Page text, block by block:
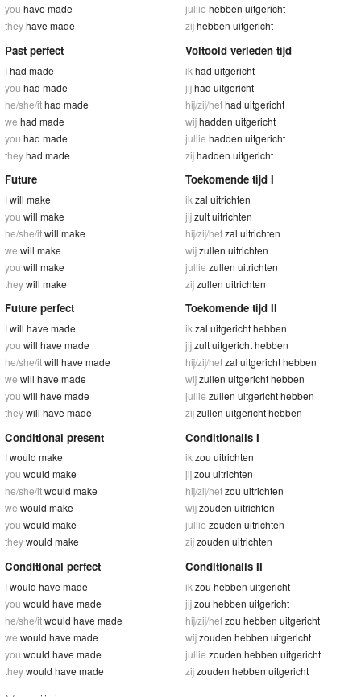
you have made
theyhave made
jullie hebben uitgericht
zijhebben uitgericht
Past perfect
Ihad made
you had made
he/she/ithad made
we had made
you had made
theyhad made
Voltooid verleden tijd
ik had uitgericht
jijhad uitgericht
hij/zij/hethad uitgericht
wijhadden uitgericht
jullie hadden uitgericht
zijhadden uitgericht
Future
Iwill make
you will make
he/she/itwill make
we will make
you will make
theywill make
Toekomende tijd I
ik zal uitrichten
jijzult uitrichten
hij/zij/hetzal uitrichten
wijzullen uitrichten
jullie zullen uitrichten
zijzullen uitrichten
Future perfect
Iwill have made
you will have made
he/she/itwill have made
we will have made
you will have made
theywill have made
Toekomende tijd II
ik zal uitgericht hebben
jijzult uitgericht hebben
hij/zij/hetzal uitgericht hebben
wijzullen uitgericht hebben
jullie zullen uitgericht hebben
zijzullen uitgericht hebben
Conditional present
Iwould make
you would make
he/she/itwould make
we would make
you would make
theywould make
Conditionalis I
ik zou uitrichten
jijzou uitrichten
hij/zij/hetzou uitrichten
wijzouden uitrichten
jullie zouden uitrichten
zijzouden uitrichten
Conditional perfect
Iwould have made
you would have made
he/she/itwould have made
we would have made
you would have made
theywould have made
Conditionalis II
ik zou hebben uitgericht
jijzou hebben uitgericht
hij/zij/hetzou hebben uitgericht
wijzouden hebben uitgericht
jullie zouden hebben uitgericht
zijzouden hebben uitgericht